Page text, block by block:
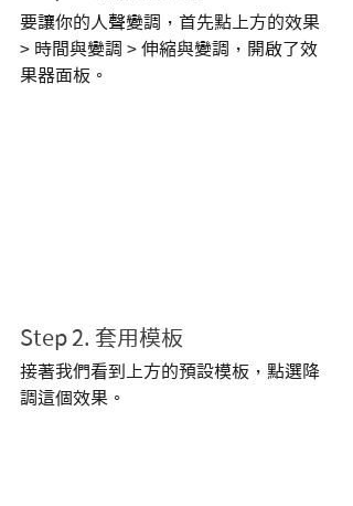
要讓你的人聲變調，首先點上方的效果
> 時間與變調 > 伸縮與變調，開啟了效
果器面板。
Step 2. 套用模板
接著我們看到上方的預設模板，點選降
調這個效果。